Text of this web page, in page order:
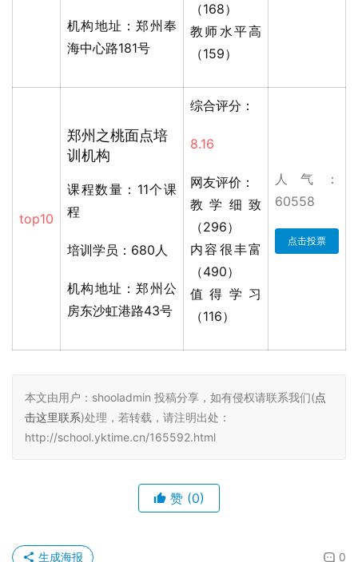
机构地址：郑州奉
海中心路181号
（168）
教师水平高
（159）
top10
郑州之桃面点培
训机构
课程数量：11个课
程
培训学员：680人
机构地址：郑州公
房东沙虹港路43号
综合评分：
8.16
网友评价：
教学细致
（296）
内容很丰富
（490）
值得学习
（116）
人气：
60558
点击投票
本文由用户：shooladmin 投稿分享，如有侵权请联系我们(点
击这里联系)处理，若转载，请注明出处：
http://school.yktime.cn/165592.html
赞 (0)
0
生成海报